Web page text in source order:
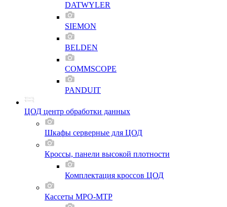
DATWYLER
SIEMON
BELDEN
COMMSCOPE
PANDUIT
ЦОД центр обработки данных
Шкафы серверные для ЦОД
Кроссы, панели высокой плотности
Комплектация кроссов ЦОД
Кассеты MPO-MTP